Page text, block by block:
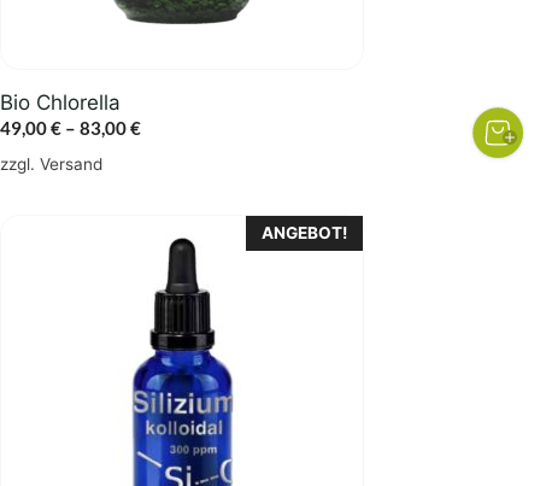
Bio Chlorella
49,00€ – 83,00€Preisspanne:
zzgl. Versand
werden
ANGEBOT!